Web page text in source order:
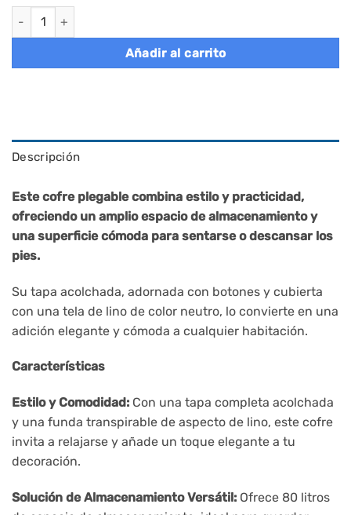
Banco de almacenaje plegable con tapa acolchada,
Añadir al carrito
Descripción
Este cofre plegable combina estilo y practicidad,
ofreciendo un amplio espacio de almacenamiento y
una superficie cómoda para sentarse o descansar los
pies.
Su tapa acolchada, adornada con botones y cubierta
con una tela de lino de color neutro, lo convierte en una
adición elegante y cómoda a cualquier habitación.
Características
Estilo y Comodidad: Con una tapa completa acolchada
y una funda transpirable de aspecto de lino, este cofre
invita a relajarse y añade un toque elegante a tu
decoración.
Solución de Almacenamiento Versátil: Ofrece 80 litros